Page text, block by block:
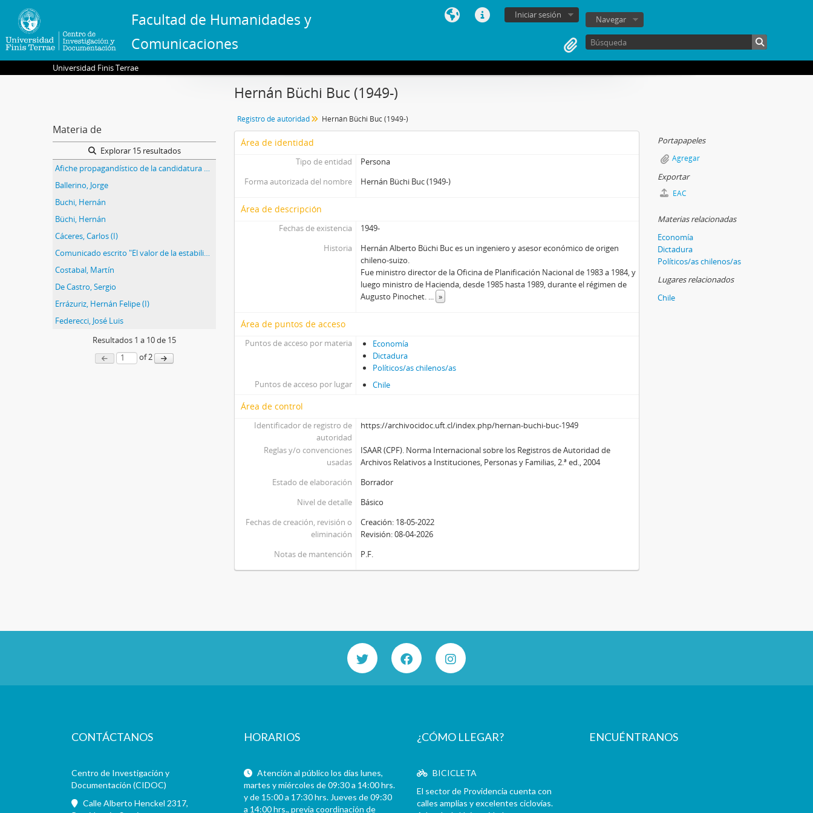
Facultad de Humanidades y
Comunicaciones
Iniciar sesión Navegar
Universidad Finis Terrae
Materia de
Explorar 15 resultados
Afiche propagandístico de la candidatura de Hernán Büchi
Ballerino, Jorge
Buchi, Hernán
Büchi, Hernán
Cáceres, Carlos (I)
Comunicado escrito "El valor de la estabilidad"
Costabal, Martín
De Castro, Sergio
Errázuriz, Hernán Felipe (I)
Federecci, José Luis
Resultados 1 a 10de 15
of 2
Hernán Büchi Buc (1949-)
Registro de autoridad Hernán Büchi Buc (1949-)
Área de identidad
Tipo de entidad
Persona
Forma autorizada del nombre
Hernán Büchi Buc (1949-)
Área de descripción
Fechas de existencia
1949-
Historia
Hernán Alberto Büchi Buc es un ingeniero y asesor económico de origen
chileno-suizo.
Fue ministro director de la Oficina de Planificación Nacional de 1983 a 1984, y
luego ministro de Hacienda, desde 1985 hasta 1989, durante el régimen de
Augusto Pinochet. ... »
Área de puntos de acceso
Puntos de acceso por materia
Economía
Dictadura
Políticos/as chilenos/as
Puntos de acceso por lugar
Chile
Área de control
Identificador de registro de
autoridad
https://archivocidoc.uft.cl/index.php/hernan-buchi-buc-1949
Reglas y/o convenciones
usadas
ISAAR (CPF). Norma Internacional sobre los Registros de Autoridad de
Archivos Relativos a Instituciones, Personas y Familias, 2.ª ed., 2004
Estado de elaboración
Borrador
Nivel de detalle
Básico
Fechas de creación, revisión o
eliminación
Creación: 18-05-2022
Revisión: 08-04-2026
Notas de mantención
P.F.
Portapapeles
Agregar
Exportar
EAC
Materias relacionadas
Economía
Dictadura
Políticos/as chilenos/as
Lugares relacionados
Chile
CONTÁCTANOS
Centro de Investigación y
Documentación (CIDOC)
Calle Alberto Henckel 2317,
HORARIOS
Atención al público los días lunes,
martes y miércoles de 09:30 a 14:00 hrs.
y de 15:00 a 17:30 hrs. Jueves de 09:30
a 14:00 hrs., previa coordinación de
¿CÓMO LLEGAR?
BICICLETA
El sector de Providencia cuenta con
calles amplias y excelentes ciclovías.
ENCUÉNTRANOS